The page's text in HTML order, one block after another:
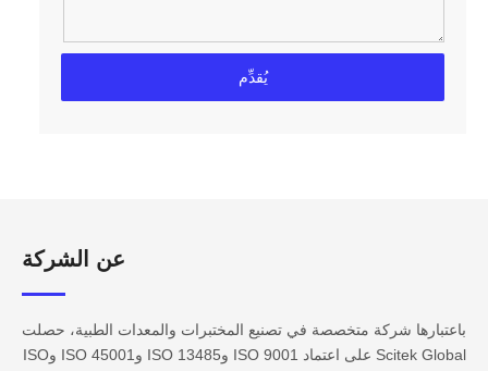
يُقدِّم
عن الشركة​​​​​​
باعتبارها شركة متخصصة في تصنيع المختبرات والمعدات الطبية، حصلت
Scitek Global على اعتماد ISO 9001 وISO 13485 وISO 45001 وISO